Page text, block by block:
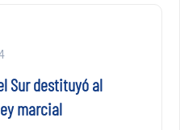
Sur destituyó al
marcial